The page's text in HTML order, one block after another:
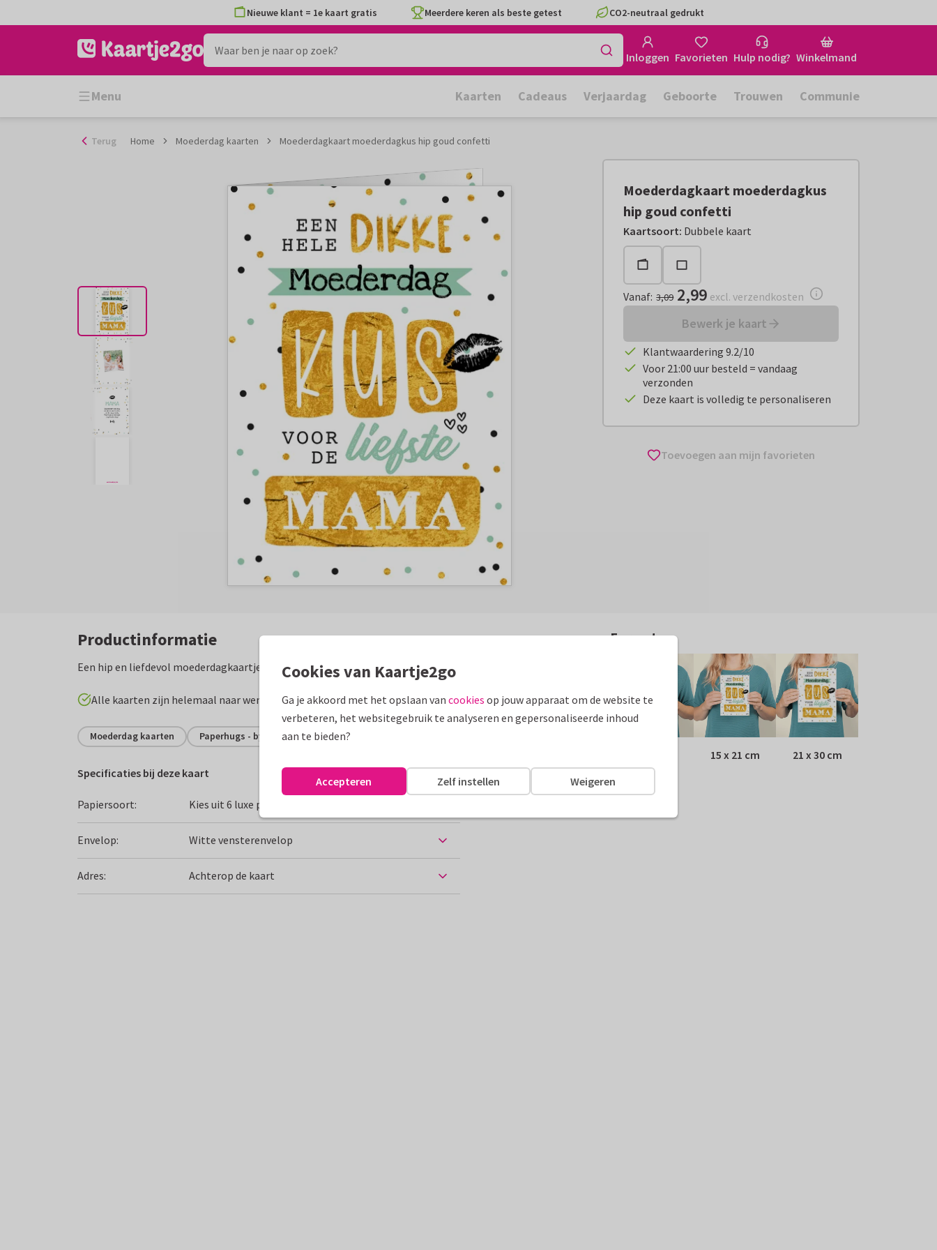
naar
Nieuwe klant = 1e kaart gratis Meerdere keren als beste getest CO2-neutraal gedrukt
Inloggen Favorieten Hulp nodig? Winkelmand
Menu Kaarten Cadeaus Verjaardag Geboorte Trouwen Communie
Terug Home Moederdag kaarten Moederdagkaart moederdagkus hip goud confetti
Moederdagkaart moederdagkus
hip goud confetti
Kaartsoort: Dubbele kaart
Vanaf:€ 2,99 excl. verzendkosten
Vanaf: 3,09 2,99 excl. verzendkosten
Bewerk je kaart
Klantwaardering 9.2/10
Voor 21:00 uur besteld = vandaag
verzonden
Deze kaart is volledig te personaliseren
Toevoegen aan mijn favorieten
Productinformatie
Een hip en liefdevol moederdagkaartje met confetti en vrolijke typografie.
Alle kaarten zijn helemaal naar wens aan te passen
Moederdag kaarten Paperhugs - by Lidy
Specificaties bij deze kaart
Papiersoort: Kies uit 6 luxe papiersoorten
Envelop: Witte vensterenvelop
Adres: Achterop de kaart
Formaten
15 x 21 cm 21 x 30 cm
Cookies van Kaartje2go
Ga je akkoord met het opslaan van cookies op jouw apparaat om de website te
verbeteren, het websitegebruik te analyseren en gepersonaliseerde inhoud
aan te bieden?
Weigeren
Zelf instellen
Accepteren